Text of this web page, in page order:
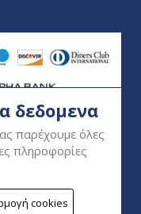
δεδομενα
παρέχουμε όλες
πληροφορίες
cookies